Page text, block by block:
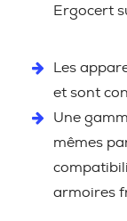
Ergocert
Les
et sont
Une
mêmes
armoires